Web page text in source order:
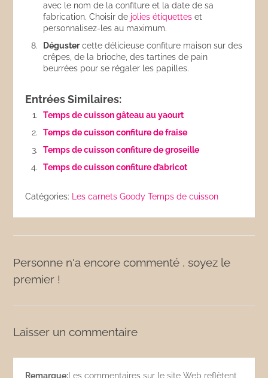
avec le nom de la confiture et la date de sa
fabrication. Choisir de jolies étiquettes et
personnalisez-les au maximum.
Dégustercette délicieuse confiture maison sur des
crêpes, de la brioche, des tartines de pain
beurrées pour se régaler les papilles.
Entrées Similaires:
Temps de cuisson gâteau au yaourt
Temps de cuisson confiture de fraise
Temps de cuisson confiture de groseille
Temps de cuisson confiture d’abricot
Catégories: Les carnets Goody Temps de cuisson
Personne n'a encore commenté , soyez le
premier !
Laisser un commentaire
Remarque: Les commentaires sur le site Web reflètent